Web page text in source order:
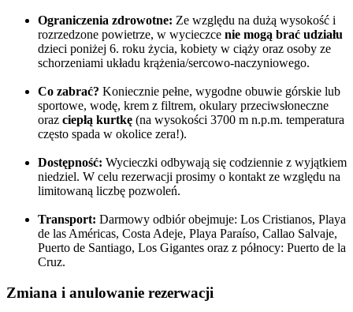
Ograniczenia zdrowotne: Ze względu na dużą wysokość i
rozrzedzone powietrze, w wycieczce nie mogą brać udziału
dzieci poniżej 6. roku życia, kobiety w ciąży oraz osoby ze
schorzeniami układu krążenia/sercowo-naczyniowego.
Co zabrać? Koniecznie pełne, wygodne obuwie górskie lub
sportowe, wodę, krem z filtrem, okulary przeciwsłoneczne
oraz ciepłą kurtkę (na wysokości 3700 m n.p.m. temperatura
często spada w okolice zera!).
Dostępność: Wycieczki odbywają się codziennie z wyjątkiem
niedziel. W celu rezerwacji prosimy o kontakt ze względu na
limitowaną liczbę pozwoleń.
Transport: Darmowy odbiór obejmuje: Los Cristianos, Playa
de las Américas, Costa Adeje, Playa Paraíso, Callao Salvaje,
Puerto de Santiago, Los Gigantes oraz z północy: Puerto de la
Cruz.
Zmiana i anulowanie rezerwacji